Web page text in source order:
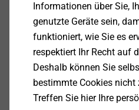
Informationen über Sie,
genutzte Geräte sein,
funktioniert, wie Sie es
respektiert Ihr Recht auf
Deshalb können Sie
bestimmte Cookies nicht
Treffen Sie hier Ihre